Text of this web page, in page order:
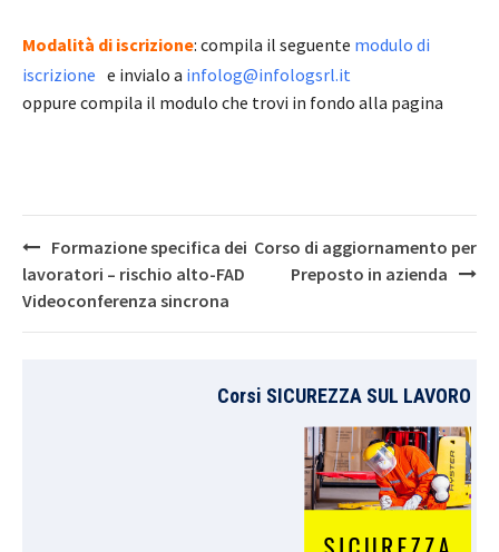
Modalità di iscrizione: compila il seguente modulo di
iscrizione e invialo a infolog@infologsrl.it
oppure compila il modulo che trovi in fondo alla pagina
Post
navigation
Formazione specifica dei
lavoratori – rischio alto-FAD
Videoconferenza sincrona
Corso di aggiornamento per
Preposto in azienda
Corsi SICUREZZA SUL LAVORO